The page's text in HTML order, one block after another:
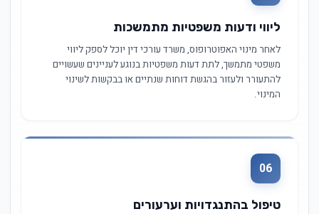
ליווי ודעות משפטיות מתמשכות
לאחר מינוי האפוטרופוס, משרד עורכי דין יוכל לספק ליווי
משפטי מתמשך, לתת דעות משפטיות בנוגע לעניינים שעשויים
להתעורר ולעזור בהגשת דוחות שנתיים או בבקשות לשינוי
המינוי.
06
טיפול בהתנגדויות וערעורים